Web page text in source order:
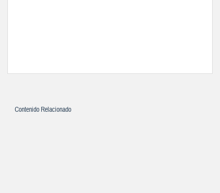
Contenido Relacionado